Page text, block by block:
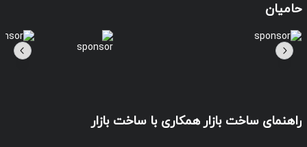
حامیان
راهنمای ساخت بازارهمکاری با ساخت بازار